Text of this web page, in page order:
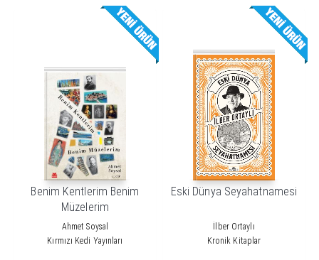
Benim Kentlerim Benim
Müzelerim
Ahmet Soysal
Kırmızı Kedi Yayınları
Eski Dünya Seyahatnamesi
İlber Ortaylı
Kronik Kitaplar